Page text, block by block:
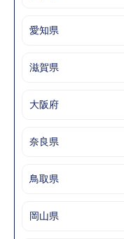
愛知県
滋賀県
大阪府
奈良県
鳥取県
岡山県